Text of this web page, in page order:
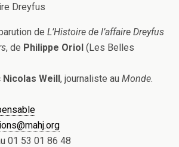
Dreyfus
de L’Histoire de l’affaire Dreyfus
, de Philippe Oriol (Les Belles
Nicolas Weill, journaliste au Monde.
01 53 01 86 48